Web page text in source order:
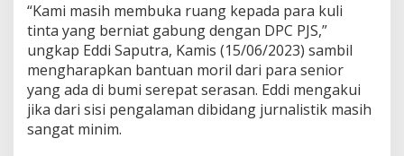
“Kami masih membuka ruang kepada para kuli
tinta yang berniat gabung dengan DPC PJS,”
ungkap Eddi Saputra, Kamis (15/06/2023) sambil
mengharapkan bantuan moril dari para senior
yang ada di bumi serepat serasan. Eddi mengakui
jika dari sisi pengalaman dibidang jurnalistik masih
sangat minim.